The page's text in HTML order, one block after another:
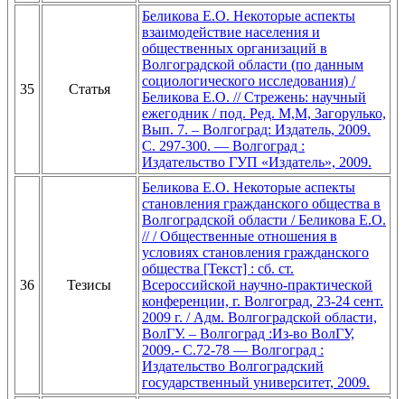
35 Статья
Беликова Е.О. Некоторые аспекты
взаимодействие населения и
общественных организаций в
Волгоградской области (по данным
социологического исследования) /
Беликова Е.О. // Стрежень: научный
ежегодник / под. Ред. М,М, Загорулько,
Вып. 7. – Волгоград: Издатель, 2009.
С. 297-300. — Волгоград :
Издательство ГУП «Издатель», 2009.
36 Тезисы
Беликова Е.О. Некоторые аспекты
становления гражданского общества в
Волгоградской области / Беликова Е.О.
// / Общественные отношения в
условиях становления гражданского
общества [Текст] : сб. ст.
Всероссийской научно-практической
конференции, г. Волгоград, 23-24 сент.
2009 г. / Адм. Волгоградской области,
ВолГУ. – Волгоград :Из-во ВолГУ,
2009.- С.72-78 — Волгоград :
Издательство Волгоградский
государственный университет, 2009.